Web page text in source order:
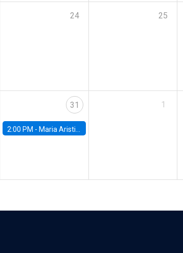
24 25
31
2:00 PM - Maria Aristizabal-Ramirez, FED Board
1